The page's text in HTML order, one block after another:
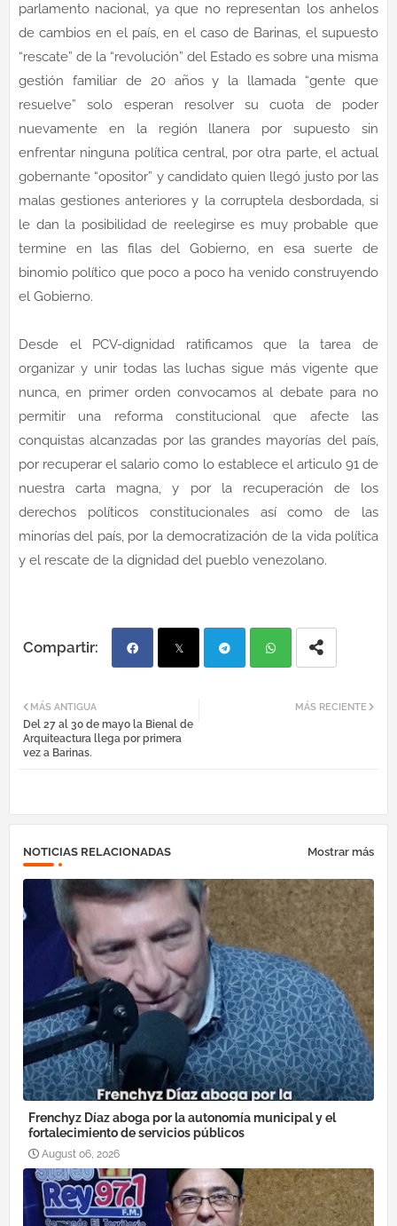
parlamento nacional, ya que no representan los anhelos
de cambios en el país, en el caso de Barinas, el supuesto
“rescate” de la “revolución” del Estado es sobre una misma
gestión familiar de 20 años y la llamada “gente que
resuelve” solo esperan resolver su cuota de poder
nuevamente en la región llanera por supuesto sin
enfrentar ninguna política central, por otra parte, el actual
gobernante “opositor” y candidato quien llegó justo por las
malas gestiones anteriores y la corruptela desbordada, si
le dan la posibilidad de reelegirse es muy probable que
termine en las filas del Gobierno, en esa suerte de
binomio político que poco a poco ha venido construyendo
el Gobierno.
Desde el PCV-dignidad ratificamos que la tarea de
organizar y unir todas las luchas sigue más vigente que
nunca, en primer orden convocamos al debate para no
permitir una reforma constitucional que afecte las
conquistas alcanzadas por las grandes mayorías del país,
por recuperar el salario como lo establece el articulo 91 de
nuestra carta magna, y por la recuperación de los
derechos políticos constitucionales así como de las
minorías del país, por la democratización de la vida política
y el rescate de la dignidad del pueblo venezolano.
ebo tter
MÁS RECIENTE
MÁS ANTIGUA
Del 27 al 30 de mayo la Bienal de
Arquiteactura llega por primera
vez a Barinas.
NOTICIAS RELACIONADAS Mostrar más
Frenchyz Díaz aboga por la autonomía municipal y el
fortalecimiento de servicios públicos
August 06, 2026